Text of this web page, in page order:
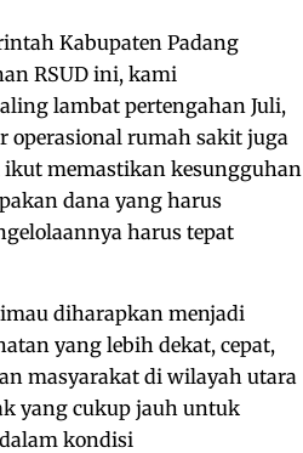
Kabupaten Padang
RSUD ini, kami
lambat pertengahan Juli,
operasional rumah sakit juga
ikut memastikan kesungguhan
dana yang harus
harus tepat
diharapkan menjadi
yang lebih dekat, cepat,
masyarakat di wilayah utara
yang cukup jauh untuk
kondisi